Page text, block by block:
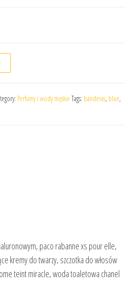
Perfumy i wody męskie Tags: banderas, blue,
paco rabanne xs pour elle,
kremy do twarzy, szczotka do włosów
teint miracle, woda toaletowa chanel